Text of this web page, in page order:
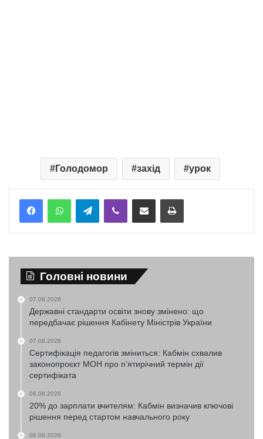
Голодомор захід урок
TelegramViber Надіслати електронною поштоюНадрукувати
Головні новини
07.08.2026
Державні стандарти освіти знову змінено: що
передбачає рішення Кабінету Міністрів України
07.08.2026
Сертифікація педагогів зміниться: Кабмін схвалив
законопроєкт МОН про п’ятирічний термін дії
сертифіката
06.08.2026
20% до зарплати вчителям: Кабмін визначив ключові
рішення перед стартом навчального року
06.08.2026